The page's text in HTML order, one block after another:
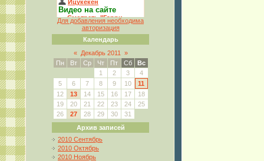
Для добавления необходима
авторизация
Календарь
«
Декабрь 2011
»
Пн
Вт Ср Чт Пт Сб
Вс
1
2 3
4
5
6 7 8 9 10
11
12
13 14 15 16 17
18
19
20 21 22 23 24
25
26
27 28 29 30
31
Архив записей
2010 Сентябрь
2010 Октябрь
2010 Ноябрь